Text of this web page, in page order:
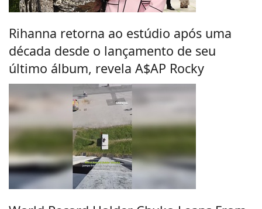
Rihanna retorna ao estúdio após uma
década desde o lançamento de seu
último álbum, revela A$AP Rocky